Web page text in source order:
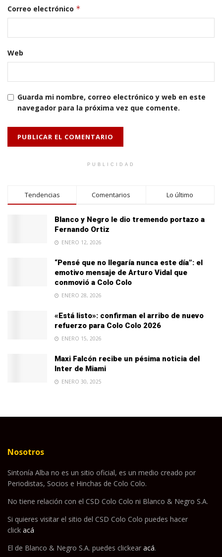
Correo electrónico *
Web
Guarda mi nombre, correo electrónico y web en este
navegador para la próxima vez que comente.
PUBLICIDAD
Tendencias Comentarios Lo último
Blanco y Negro le dio tremendo portazo a
Fernando Ortiz
ENERO 12, 2026
“Pensé que no llegaría nunca este día”: el
emotivo mensaje de Arturo Vidal que
conmovió a Colo Colo
ENERO 28, 2026
«Está listo»: confirman el arribo de nuevo
refuerzo para Colo Colo 2026
ENERO 15, 2026
Maxi Falcón recibe un pésima noticia del
Inter de Miami
ENERO 30, 2025
Nosotros
Sintonía Alba no es un sitio oficial, es un medio creado por
Periodistas, Socios e Hinchas de Colo Colo.
No tiene relación con el CSD Colo Colo ni Blanco & Negro S.A.
Si quieres visitar el sitio del CSD Colo Colo puedes hacer
click acá
El de Blanco & Negro S.A. puedes clickear acá.